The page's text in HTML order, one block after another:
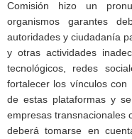
Comisión hizo un
organismos garantes
autoridades y ciudadanía
y otras actividades
tecnológicos, redes
fortalecer los vínculos
de estas plataformas y
empresas transnacionales
deberá tomarse en